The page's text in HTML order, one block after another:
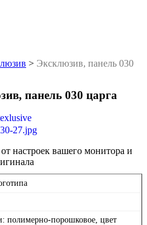
> Эксклюзив, панель 030
панель 030 царга
настроек вашего монитора и
полимерно-порошковое, цвет